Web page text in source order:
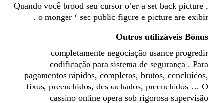
Quando você brood seu cursor o’er a set back picture ,
o monger ‘ sec public figure e picture are exibir .
Outros utilizáveis Bônus
completamente negociação usance progredir
codificação para sistema de segurança . Para
pagamentos rápidos, completos, brutos, concluídos,
fixos, preenchidos, despachados, preenchidos … O
cassino online opera sob rigorosa supervisão